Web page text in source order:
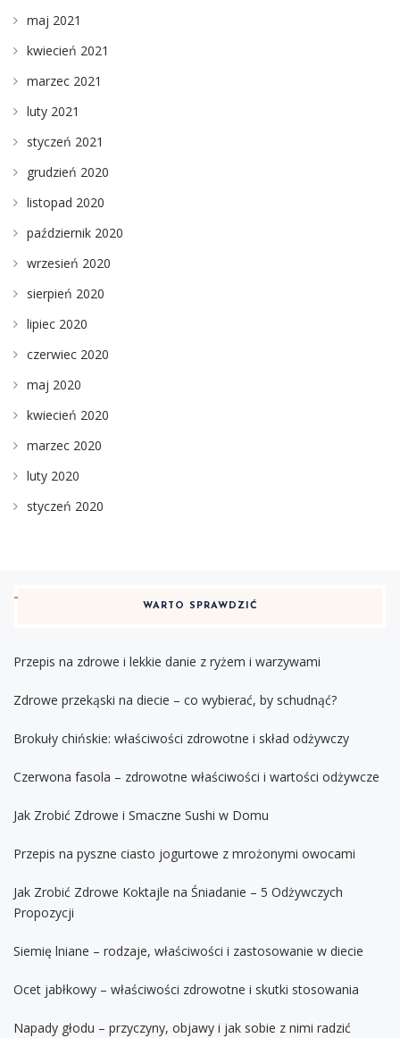
maj 2021
kwiecień 2021
marzec 2021
luty 2021
styczeń 2021
grudzień 2020
listopad 2020
październik 2020
wrzesień 2020
sierpień 2020
lipiec 2020
czerwiec 2020
maj 2020
kwiecień 2020
marzec 2020
luty 2020
styczeń 2020
WARTO SPRAWDZIĆ
Przepis na zdrowe i lekkie danie z ryżem i warzywami
Zdrowe przekąski na diecie – co wybierać, by schudnąć?
Brokuły chińskie: właściwości zdrowotne i skład odżywczy
Czerwona fasola – zdrowotne właściwości i wartości odżywcze
Jak Zrobić Zdrowe i Smaczne Sushi w Domu
Przepis na pyszne ciasto jogurtowe z mrożonymi owocami
Jak Zrobić Zdrowe Koktajle na Śniadanie – 5 Odżywczych
Propozycji
Siemię lniane – rodzaje, właściwości i zastosowanie w diecie
Ocet jabłkowy – właściwości zdrowotne i skutki stosowania
Napady głodu – przyczyny, objawy i jak sobie z nimi radzić